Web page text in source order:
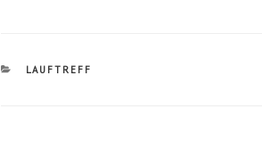
KATEGORIEN
LAUFTREFF